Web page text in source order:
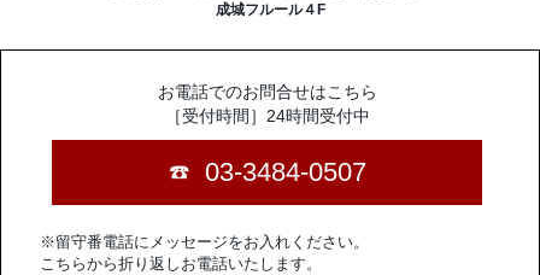
成城フルール４F
お電話でのお問合せはこちら
［受付時間］24時間受付中
03-3484-0507
※留守番電話にメッセージをお入れください。
こちらから折り返しお電話いたします。